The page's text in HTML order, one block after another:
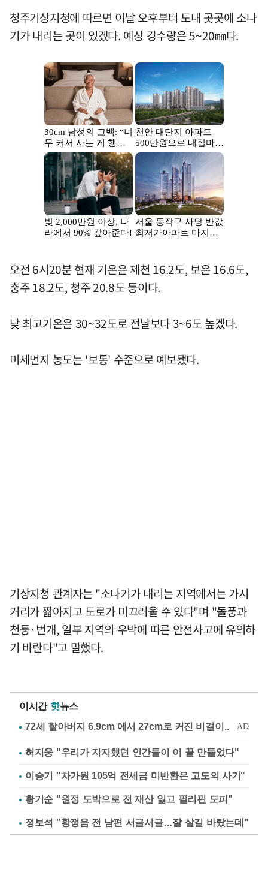
청주기상지청에 따르면 이날 오후부터 도내 곳곳에 소나
기가 내리는 곳이 있겠다. 예상 강수량은 5~20㎜다.
오전 6시20분 현재 기온은 제천 16.2도, 보은 16.6도,
충주 18.2도, 청주 20.8도 등이다.
낮 최고기온은 30~32도로 전날보다 3~6도 높겠다.
미세먼지 농도는 '보통' 수준으로 예보됐다.
기상지청 관계자는 "소나기가 내리는 지역에서는 가시
거리가 짧아지고 도로가 미끄러울 수 있다"며 "돌풍과
천둥·번개, 일부 지역의 우박에 따른 안전사고에 유의하
기 바란다"고 말했다.
이시간 핫뉴스
허지웅 "우리가 지지했던 인간들이 이 꼴 만들었다"
이승기 "차가원 105억 전세금 미반환은 고도의 사기"
황기순 "원정 도박으로 전 재산 잃고 필리핀 도피"
정보석 "황정음 전 남편 서글서글…잘 살길 바랐는데"